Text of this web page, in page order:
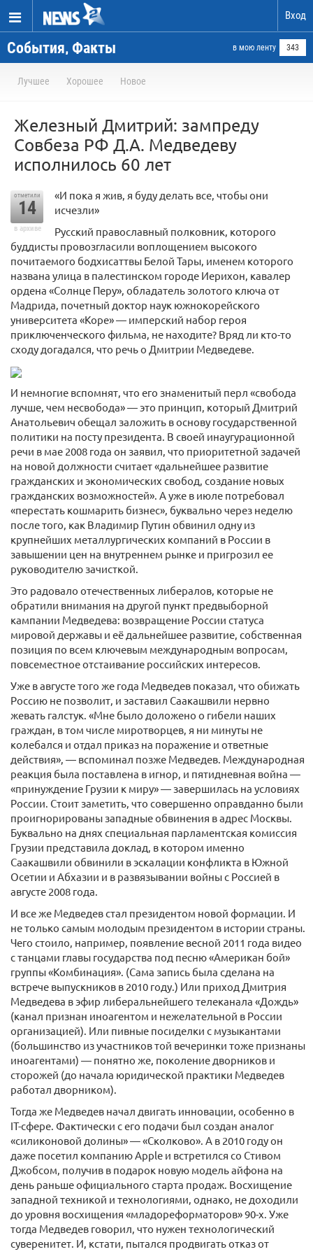
Вход
События, Факты в мою ленту 343
Лучшее Хорошее Новое
Железный Дмитрий: зампреду
Совбеза РФ Д.А. Медведеву
исполнилось 60 лет
отметили
14
в архиве
«И пока я жив, я буду делать все, чтобы они
исчезли»
Русский православный полковник, которого
буддисты провозгласили воплощением высокого
почитаемого бодхисаттвы Белой Тары, именем которого
названа улица в палестинском городе Иерихон, кавалер
ордена «Солнце Перу», обладатель золотого ключа от
Мадрида, почетный доктор наук южнокорейского
университета «Коре» — имперский набор героя
приключенческого фильма, не находите? Вряд ли кто-то
сходу догадался, что речь о Дмитрии Медведеве.
И немногие вспомнят, что его знаменитый перл «свобода
лучше, чем несвобода» — это принцип, который Дмитрий
Анатольевич обещал заложить в основу государственной
политики на посту президента. В своей инаугурационной
речи в мае 2008 года он заявил, что приоритетной задачей
на новой должности считает «дальнейшее развитие
гражданских и экономических свобод, создание новых
гражданских возможностей». А уже в июле потребовал
«перестать кошмарить бизнес», буквально через неделю
после того, как Владимир Путин обвинил одну из
крупнейших металлургических компаний в России в
завышении цен на внутреннем рынке и пригрозил ее
руководителю зачисткой.
Это радовало отечественных либералов, которые не
обратили внимания на другой пункт предвыборной
кампании Медведева: возвращение России статуса
мировой державы и её дальнейшее развитие, собственная
позиция по всем ключевым международным вопросам,
повсеместное отстаивание российских интересов.
Уже в августе того же года Медведев показал, что обижать
Россию не позволит, и заставил Саакашвили нервно
жевать галстук. «Мне было доложено о гибели наших
граждан, в том числе миротворцев, я ни минуты не
колебался и отдал приказ на поражение и ответные
действия», — вспоминал позже Медведев. Международная
реакция была поставлена в игнор, и пятидневная война —
«принуждение Грузии к миру» — завершилась на условиях
России. Стоит заметить, что совершенно оправданно были
проигнорированы западные обвинения в адрес Москвы.
Буквально на днях специальная парламентская комиссия
Грузии представила доклад, в котором именно
Саакашвили обвинили в эскалации конфликта в Южной
Осетии и Абхазии и в развязывании войны с Россией в
августе 2008 года.
И все же Медведев стал президентом новой формации. И
не только самым молодым президентом в истории страны.
Чего стоило, например, появление весной 2011 года видео
с танцами главы государства под песню «Американ бой»
группы «Комбинация». (Сама запись была сделана на
встрече выпускников в 2010 году.) Или приход Дмитрия
Медведева в эфир либеральнейшего телеканала «Дождь»
(канал признан иноагентом и нежелательной в России
организацией). Или пивные посиделки с музыкантами
(большинство из участников той вечеринки тоже признаны
иноагентами) — понятно же, поколение дворников и
сторожей (до начала юридической практики Медведев
работал дворником).
Тогда же Медведев начал двигать инновации, особенно в
IT-сфере. Фактически с его подачи был создан аналог
«силиконовой долины» — «Сколково». А в 2010 году он
даже посетил компанию Apple и встретился со Стивом
Джобсом, получив в подарок новую модель айфона на
день раньше официального старта продаж. Восхищение
западной техникой и технологиями, однако, не доходили
до уровня восхищения «младореформаторов» 90-х. Уже
тогда Медведев говорил, что нужен технологический
суверенитет. И, кстати, пытался продвигать отказ от